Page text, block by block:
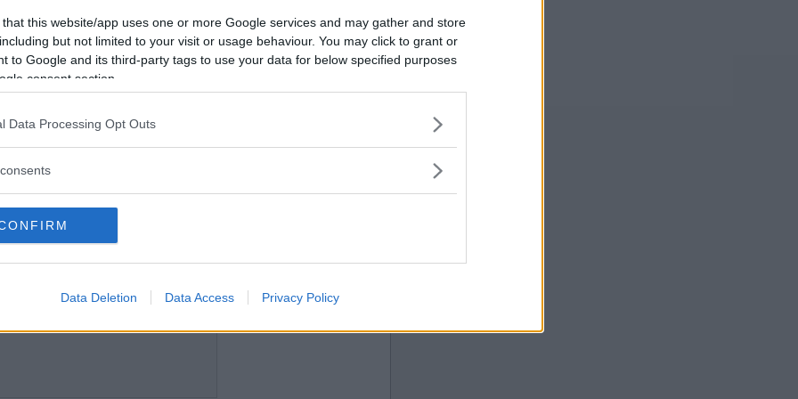
that this website/app uses one or more Google services and may gather and store
but not limited to your visit or usage behaviour. You may click to grant or
to Google and its third-party tags to use your data for below specified purposes
consent section.
Data Processing Opt Outs
Data Deletion Data Access Privacy Policy
Vill du bli
medlem?